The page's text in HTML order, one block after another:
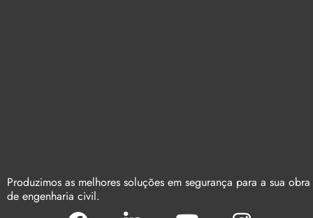
Produzimos as melhores soluções em segurança para a sua obra
de engenharia civil.